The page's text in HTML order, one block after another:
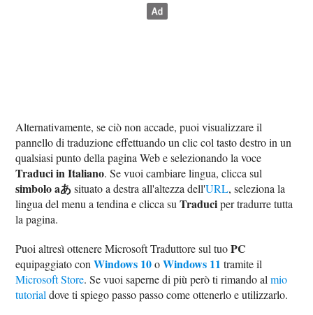
Alternativamente, se ciò non accade, puoi visualizzare il
pannello di traduzione effettuando un clic col tasto destro in un
qualsiasi punto della pagina Web e selezionando la voce
Traduci in Italiano. Se vuoi cambiare lingua, clicca sul
simbolo aあsituato a destra all'altezza dell'URL, seleziona la
lingua del menu a tendina e clicca suTraduciper tradurre tutta
la pagina.
Puoi altresì ottenere Microsoft Traduttore sul tuoPC
equipaggiato conWindows 10oWindows 11 tramite il
Microsoft Store. Se vuoi saperne di più però ti rimando almio
tutorialdove ti spiego passo passo come ottenerlo e utilizzarlo.